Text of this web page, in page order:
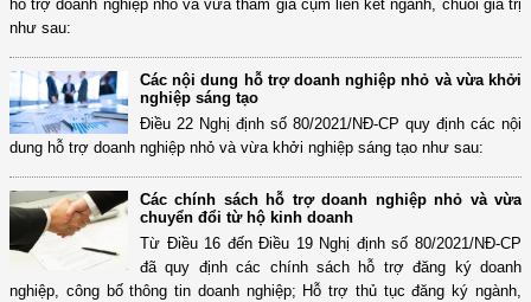
hỗ trợ doanh nghiệp nhỏ và vừa tham gia cụm liên kết ngành, chuỗi giá trị
như sau:
Các nội dung hỗ trợ doanh nghiệp nhỏ và vừa khởi
nghiệp sáng tạo
Điều 22 Nghị định số 80/2021/NĐ-CP quy định các nội
dung hỗ trợ doanh nghiệp nhỏ và vừa khởi nghiệp sáng tạo như sau:
Các chính sách hỗ trợ doanh nghiệp nhỏ và vừa
chuyển đổi từ hộ kinh doanh
Từ Điều 16 đến Điều 19 Nghị định số 80/2021/NĐ-CP
đã quy định các chính sách hỗ trợ đăng ký doanh
nghiệp, công bố thông tin doanh nghiệp; Hỗ trợ thủ tục đăng ký ngành,